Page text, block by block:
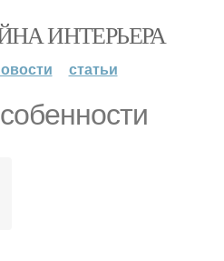
ИНТЕРЬЕРА
статьи